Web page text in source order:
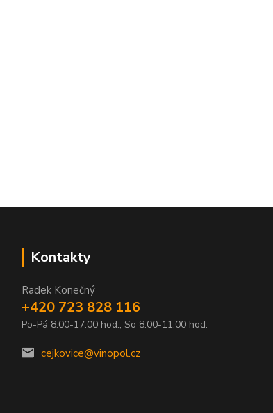
Kontakty
Radek Konečný
+420 723 828 116
Po-Pá 8:00-17:00 hod., So 8:00-11:00 hod.
cejkovice@vinopol.cz